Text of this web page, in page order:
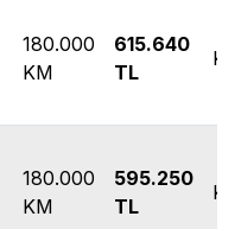
180.000
KM
615.640
TL
180.000
KM
595.250
TL